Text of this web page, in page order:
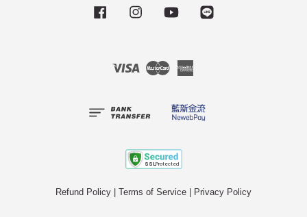
Facebook Instagram YouTube
Visa Master
Refund Policy | Terms of Service | Privacy Policy